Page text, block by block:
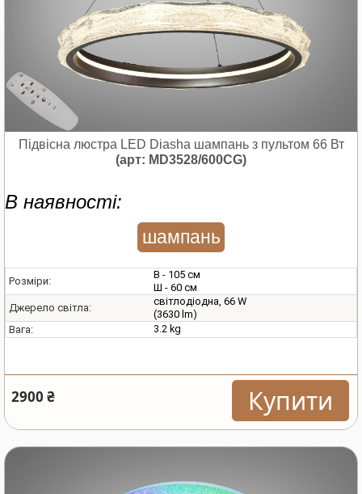
Підвісна люстра LED Diasha шампань з пультом 66 Вт
(арт: MD3528/600CG)
В наявності:
шампань
Розміри:
В - 105 см
Ш - 60 см
Джерело світла:
світлодіодна, 66 W
(3630 lm)
Вага:
3.2 kg
2900 ₴ Купити